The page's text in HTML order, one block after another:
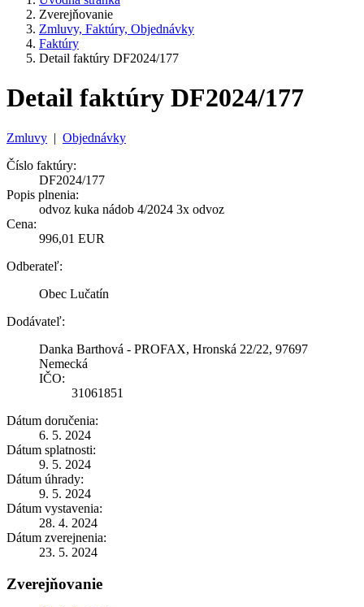
Zverejňovanie
Zmluvy, Faktúry, Objednávky
Faktúry
Detail faktúry DF2024/177
Detail faktúry DF2024/177
Zmluvy | Objednávky
Číslo faktúry:
DF2024/177
Popis plnenia:
odvoz kuka nádob 4/2024 3x odvoz
Cena:
996,01 EUR
Odberateľ:
Obec Lučatín
Dodávateľ:
Danka Barthová - PROFAX, Hronská 22/22, 97697
Nemecká
IČO:
31061851
Dátum doručenia:
6. 5. 2024
Dátum splatnosti:
9. 5. 2024
Dátum úhrady:
9. 5. 2024
Dátum vystavenia:
28. 4. 2024
Dátum zverejnenia:
23. 5. 2024
Zverejňovanie